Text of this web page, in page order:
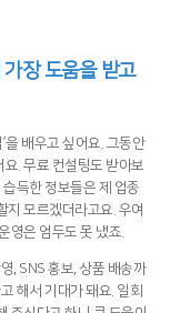
장 도움을 받고
을 배우고 싶어요. 그동안
. 무료 컨설팅도 받아보
득한 정보들은 제 업종
지 모르겠더라고요. 우여
영은 엄두도 못 냈죠.
, SNS 홍보, 상품 배송까
해서 기대가 돼요. 일회